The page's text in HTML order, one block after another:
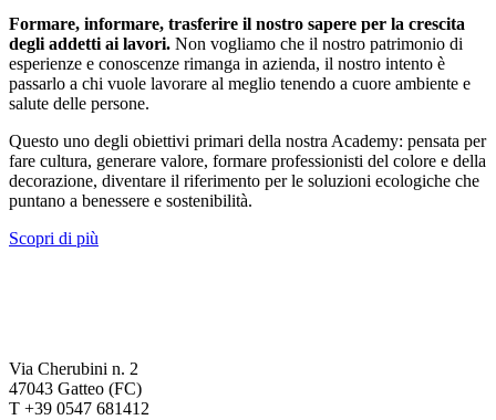
Formare, informare, trasferire il nostro sapere per la crescita
degli addetti ai lavori. Non vogliamo che il nostro patrimonio di
esperienze e conoscenze rimanga in azienda, il nostro intento è
passarlo a chi vuole lavorare al meglio tenendo a cuore ambiente e
salute delle persone.
Questo uno degli obiettivi primari della nostra Academy: pensata per
fare cultura, generare valore, formare professionisti del colore e della
decorazione, diventare il riferimento per le soluzioni ecologiche che
puntano a benessere e sostenibilità.
Scopri di più
Via Cherubini n. 2
47043 Gatteo (FC)
T +39 0547 681412